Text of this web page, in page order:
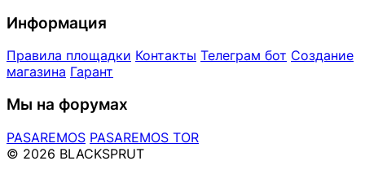
Информация
Правила площадки Контакты Телеграм бот Создание
магазина Гарант
Мы на форумах
PASAREMOS PASAREMOS TOR
© 2026 BLACKSPRUT